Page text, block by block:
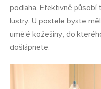
podlaha. Efektivně působí
lustry. U postele byste
umělé kožešiny, do
došlápnete.